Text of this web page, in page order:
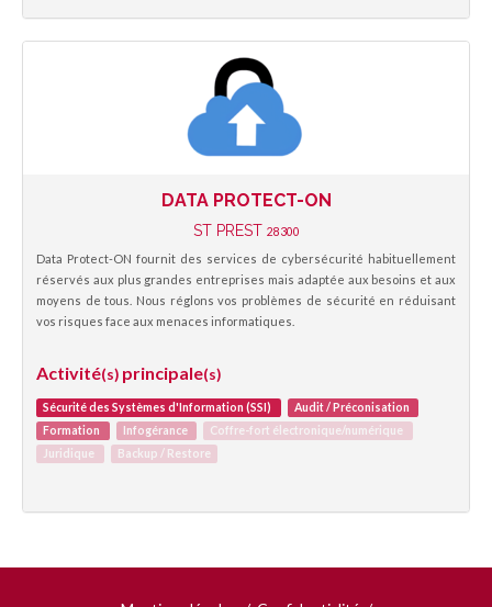
DATA PROTECT-ON
ST PREST 28300
Data Protect-ON fournit des services de cybersécurité habituellement
réservés aux plus grandes entreprises mais adaptée aux besoins et aux
moyens de tous. Nous réglons vos problèmes de sécurité en réduisant
vos risques face aux menaces informatiques.
Activité(s) principale(s)
Sécurité des Systèmes d'Information (SSI)
Audit / Préconisation
Formation
Infogérance
Coffre-fort électronique/numérique
Juridique
Backup / Restore